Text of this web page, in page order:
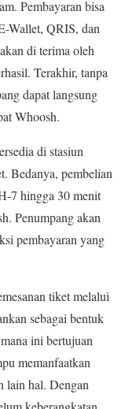
Pembayaran bisa
Wallet, QRIS, dan
di terima oleh
Terakhir, tanpa
dapat langsung
Whoosh.
di stasiun
Bedanya, pembelian
7 hingga 30 menit
Penumpang akan
pembayaran yang
tiket melalui
sebagai bentuk
ini bertujuan
memanfaatkan
lain hal. Dengan